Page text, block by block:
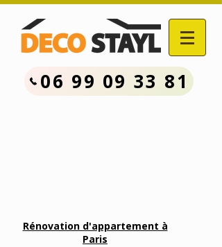
06 99 09 33 81
Rénovation d'appartement à
Paris